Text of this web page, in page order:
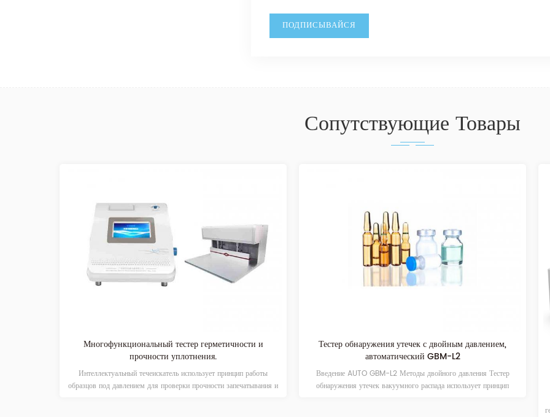
Сопутствующие Товары
Многофункциональный тестер герметичности и
прочности уплотнения.
Интеллектуальный течеискатель использует принцип работы
образцов под давлением для проверки прочности запечатывания и
Тестер обнаружения утечек с двойным давлением,
автоматический GBM-L2
Введение AUTO GBM-L2 Методы двойного давления Тестер
обнаружения утечек вакуумного распада использует принцип